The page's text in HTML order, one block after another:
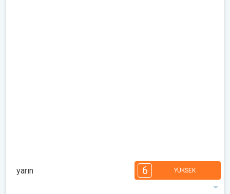
yarın 6 YÜKSEK